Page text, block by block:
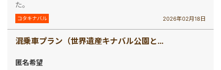
た。
コタキナバル 2026年02月18日
混乗車プラン（世界遺産キナバル公園とポーリン温泉観光ツアー）
匿名希望